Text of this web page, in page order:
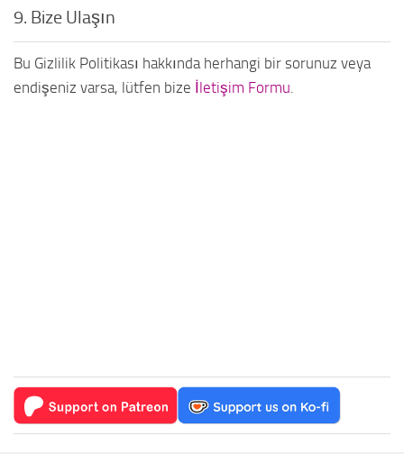
9. Bize Ulaşın
Bu Gizlilik Politikası hakkında herhangi bir sorunuz veya
endişeniz varsa, lütfen bize İletişim Formu.